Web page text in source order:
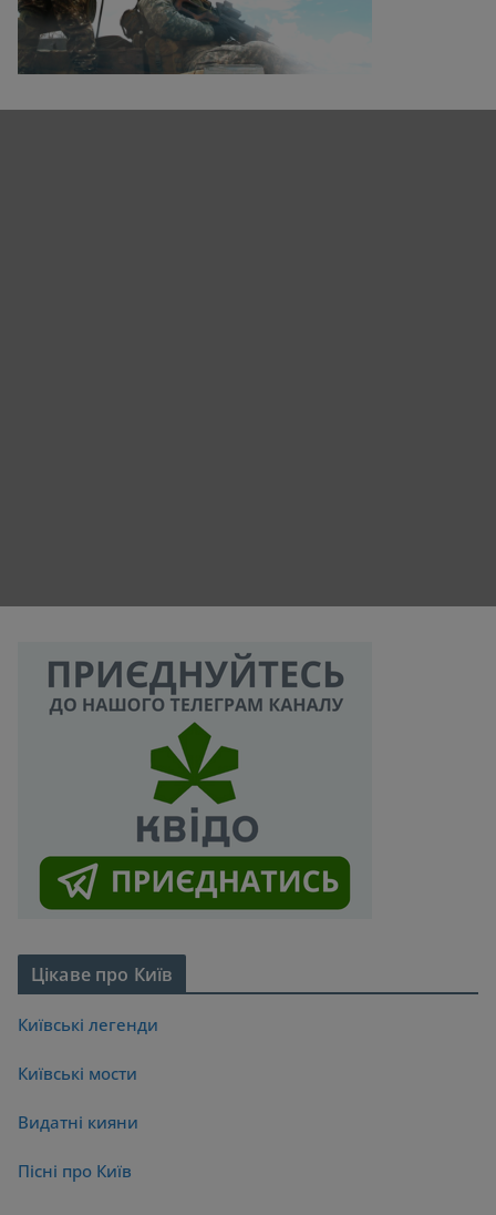
Цікаве про Київ
Київські легенди
Київські мости
Видатні кияни
Пісні про Київ